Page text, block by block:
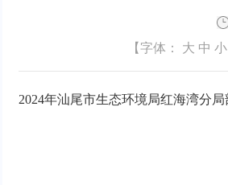
【字体： 大 中 小
2024年汕尾市生态环境局红海湾分